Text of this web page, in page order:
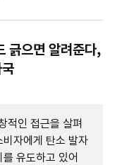
긁으면 알려준다,
적인 접근을 살펴
자에게 탄소 발자
유도하고 있어